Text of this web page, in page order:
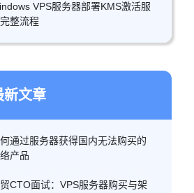
VPS服务器部署KMS激活服
整流程
新文章
通过服务器获得国内无法购买的
产品
CTO面试：VPS服务器购买与架